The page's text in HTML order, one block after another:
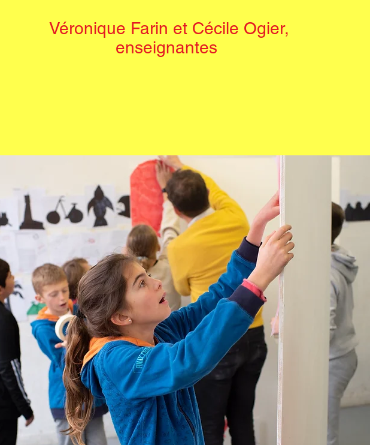
Véronique Farin et Cécile Ogier,
enseignantes